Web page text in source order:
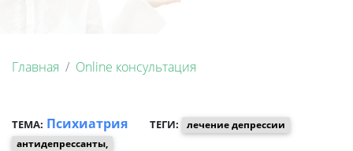
Главная Online консультация
ТЕМА: Психиатрия ТЕГИ:
лечение депрессии
антидепрессанты,